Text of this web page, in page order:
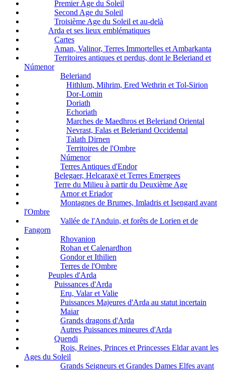
Premier Age du Soleil
Second Age du Soleil
Troisième Age du Soleil et au-delà
Arda et ses lieux emblématiques
Cartes
Aman, Valinor, Terres Immortelles et Ambarkanta
Territoires antiques et perdus, dont le Beleriand et
Númenor
Beleriand
Hithlum, Mihrim, Ered Wethrin et Tol-Sirion
Dor-Lomin
Doriath
Echoriath
Marches de Maedhros et Beleriand Oriental
Nevrast, Falas et Beleriand Occidental
Talath Dirnen
Territoires de l'Ombre
Númenor
Terres Antiques d'Endor
Belegaer, Helcaraxë et Terres Emergees
Terre du Milieu à partir du Deuxième Age
Arnor et Eriador
Montagnes de Brumes, Imladris et Isengard avant
l'Ombre
Vallée de l'Anduin, et forêts de Lorien et de
Fangorn
Rhovanion
Rohan et Calenardhon
Gondor et Ithilien
Terres de l'Ombre
Peuples d'Arda
Puissances d'Arda
Eru, Valar et Valie
Puissances Majeures d'Arda au statut incertain
Maiar
Grands dragons d'Arda
Autres Puissances mineures d'Arda
Quendi
Rois, Reines, Princes et Princesses Eldar avant les
Ages du Soleil
Grands Seigneurs et Grandes Dames Elfes avant